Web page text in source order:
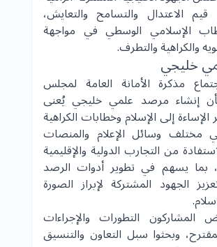
الاعتدال والتسامح والتعايش،
الإسلامي الوسطي في مواجهة
والكراهية والتطرف.
خليجي
مذكرة الأمانة العامة لمجلس
إنشاء مرصد علمي خليجي يُعنى
إلى الإسلام وخطابات الكراهية
مختلف وسائل الإعلام والمنصات
من التجارب الدولية والإقليمية
بما يسهم في تطوير أدوات الرصد
الجهود المشتركة لإبراز الصورة
المشاركون التطورات والإجراءات
وبحثوا سبل التعاون والتنسيق